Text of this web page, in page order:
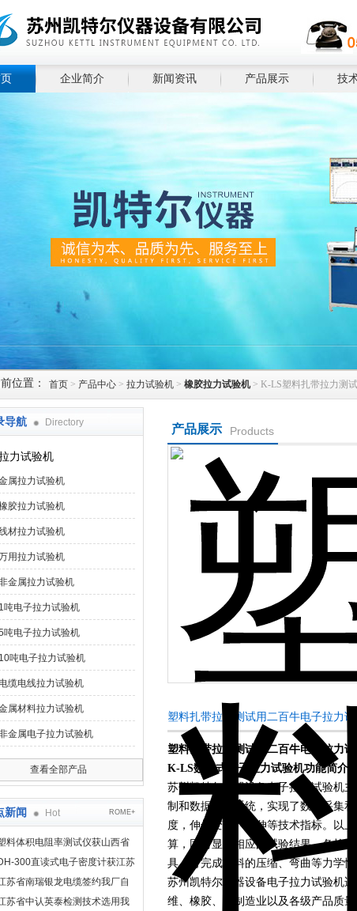
企业简介 新闻资讯 产品展示 技
位置： 首页 > 产品中心 > 拉力试验机 > 橡胶拉力试验机> K-LS塑料扎带拉力测
导航 Directory
力试验机
属拉力试验机
胶拉力试验机
材拉力试验机
用拉力试验机
金属拉力试验机
1吨电子拉力试验机
吨电子拉力试验机
10吨电子拉力试验机
电缆电线拉力试验机
属材料拉力试验机
金属电子拉力试验机
查看全部产品
新闻 Hot ROME+
料体积电阻率测试仪获山西省
利机械厂选用
300直读式电子密度计获江苏
苏州市安信塑业选用
苏省南瑞银龙电缆签约我厂自
换气老化箱等电缆检测设备
苏省中认英泰检测技术选用我
产品展示 Products
塑料扎带拉力测试用二百牛电子拉力试
塑料扎带拉力测试用二百牛电子拉力
K-LS数显式电子拉力试验机功能简介：
苏州凯特尔仪器设备电子拉力试验机
制和数据采集系统，实现了数据采集
度，伸长变形、延伸等技术指标。以
算，同时显示相应的试验结果，各检
具，可完成材料的压缩、弯曲等力学性
苏州凯特尔仪器设备电子拉力试验机
维、橡胶、等制造业以及各级产品质